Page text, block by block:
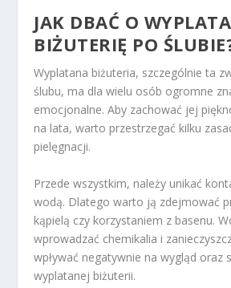
JAK DBAĆ O
BIŻUTERIĘ PO
Wyplatana biżuteria, szczególnie ta
ślubu, ma dla wielu osób ogromne
emocjonalne. Aby zachować jej
na lata, warto przestrzegać kilku
pielęgnacji.
Przede wszystkim, należy unikać
wodą. Dlatego warto ją zdejmować
kąpielą czy korzystaniem z basenu.
wprowadzać chemikalia i
wpływać negatywnie na wygląd oraz
wyplatanej biżuterii.